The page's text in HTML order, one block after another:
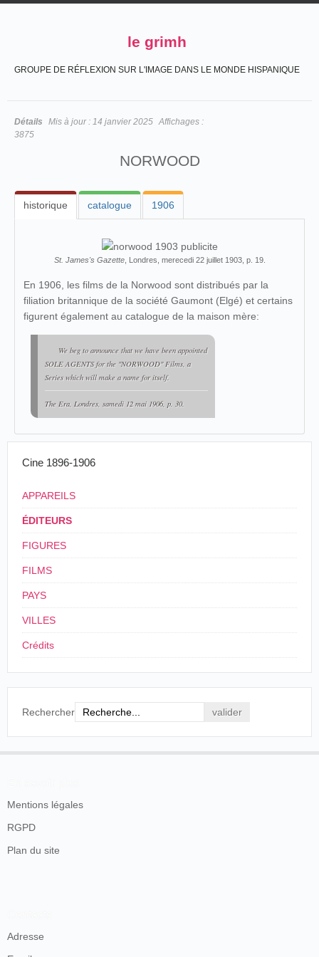
le grimh
GROUPE DE RÉFLEXION SUR L'IMAGE DANS LE MONDE HISPANIQUE
Détails Mis à jour : 14 janvier 2025 Affichages :
3875
NORWOOD
historique catalogue 1906
St. James's Gazette, Londres, merecedi 22 juillet 1903, p. 19.
En 1906, les films de la Norwood sont distribués par la
filiation britannique de la société Gaumont (Elgé) et certains
figurent également au catalogue de la maison mère:
We beg to announce that we have been appointed
SOLE AGENTS for the "NORWOOD" Films, a
Series which will make a name for itself.
The Era, Londres, samedi 12 mai 1906, p. 30.
Cine 1896-1906
APPAREILS
ÉDITEURS
FIGURES
FILMS
PAYS
VILLES
Crédits
Rechercher
Mentions légales
RGPD
Plan du site
Adresse